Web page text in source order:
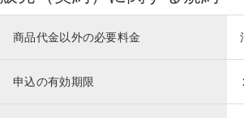
商品代金以外の必要料金
申込の有効期限